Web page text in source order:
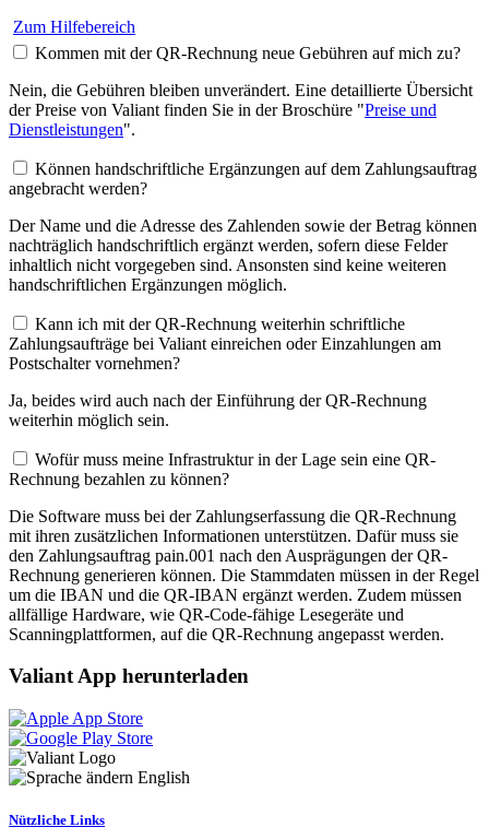
Zum Hilfebereich
Kommen mit der QR-Rechnung neue Gebühren auf mich zu?
Nein, die Gebühren bleiben unverändert. Eine detaillierte Übersicht
der Preise von Valiant finden Sie in der Broschüre "Preise und
Dienstleistungen".
Können handschriftliche Ergänzungen auf dem Zahlungsauftrag
angebracht werden?
Der Name und die Adresse des Zahlenden sowie der Betrag können
nachträglich handschriftlich ergänzt werden, sofern diese Felder
inhaltlich nicht vorgegeben sind. Ansonsten sind keine weiteren
handschriftlichen Ergänzungen möglich.
Kann ich mit der QR-Rechnung weiterhin schriftliche
Zahlungsaufträge bei Valiant einreichen oder Einzahlungen am
Postschalter vornehmen?
Ja, beides wird auch nach der Einführung der QR-Rechnung
weiterhin möglich sein.
Wofür muss meine Infrastruktur in der Lage sein eine QR-
Rechnung bezahlen zu können?
Die Software muss bei der Zahlungserfassung die QR-Rechnung
mit ihren zusätzlichen Informationen unterstützen. Dafür muss sie
den Zahlungsauftrag pain.001 nach den Ausprägungen der QR-
Rechnung generieren können. Die Stammdaten müssen in der Regel
um die IBAN und die QR-IBAN ergänzt werden. Zudem müssen
allfällige Hardware, wie QR-Code-fähige Lesegeräte und
Scanningplattformen, auf die QR-Rechnung angepasst werden.
Valiant App herunterladen
English
Nützliche Links